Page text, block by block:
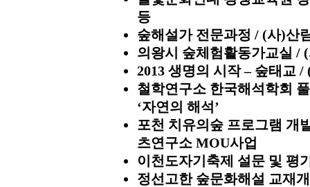
등
숲해설가 전문과정 / (사)산
의왕시 숲체험활동가교실 /
2013 생명의 시작 – 숲태교
철학연구소 한국해석학회
‘자연의 해석’
포천 치유의숲 프로그램 개
츠연구소 MOU사업
이천도자기축제 설문 및 평
정선고한 숲문화해설 교재